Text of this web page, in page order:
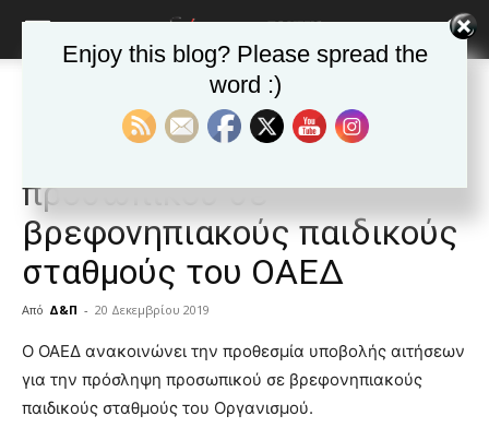
Ελλαδα
Αιτήσεις για πρόσληψη
προσωπικού σε
βρεφονηπιακούς παιδικούς
σταθμούς του ΟΑΕΔ
Από Δ&Π - 20 Δεκεμβρίου 2019
blonde
lesbians
very
hot
Ο ΟΑΕΔ ανακοινώνει την προθεσμία υποβολής αιτήσεων
για την πρόσληψη προσωπικού σε βρεφονηπιακούς
παιδικούς σταθμούς του Οργανισμού.
Enjoy this blog? Please spread the
word :)